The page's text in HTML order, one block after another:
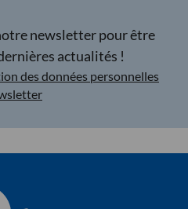
newsletter pour être
actualités !
des données personnelles